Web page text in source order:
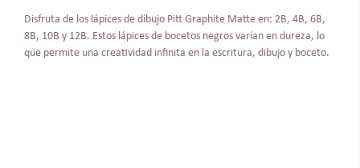
Disfruta de los lápices de dibujo Pitt Graphite Matte en: 2B, 4B, 6B,
8B, 10B y 12B. Estos lápices de bocetos negros varían en dureza, lo
que permite una creatividad infinita en la escritura, dibujo y boceto.